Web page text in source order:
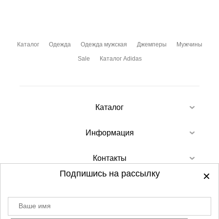
Каталог Одежда Одежда мужская Джемперы Мужчины
Sale Каталог Adidas
Каталог
Информация
Контакты
©2012-2026 - Sellgroup.ru - все права
Подпишись на рассылку
Ваше имя